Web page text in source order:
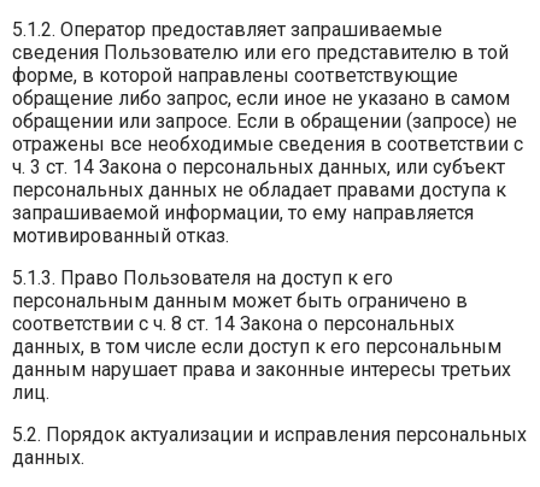
5.1.2. Оператор предоставляет запрашиваемые
сведения Пользователю или его представителю в той
форме, в которой направлены соответствующие
обращение либо запрос, если иное не указано в самом
обращении или запросе. Если в обращении (запросе) не
отражены все необходимые сведения в соответствии с
ч. 3 ст. 14 Закона о персональных данных, или субъект
персональных данных не обладает правами доступа к
запрашиваемой информации, то ему направляется
мотивированный отказ.
5.1.3. Право Пользователя на доступ к его
персональным данным может быть ограничено в
соответствии с ч. 8 ст. 14 Закона о персональных
данных, в том числе если доступ к его персональным
данным нарушает права и законные интересы третьих
лиц.
5.2. Порядок актуализации и исправления персональных
данных.